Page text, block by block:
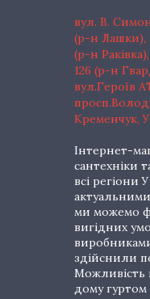
вул. В.
(р-н Лашки),
(р-н
126 (р-н
вул.Героїв
Кременчук,
Інтернет-
сантехніки
всі регіони
ми можемо
вигідних
здійснили
Можливість
дому гуртом